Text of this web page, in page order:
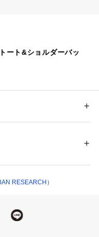
ート&ショルダーバッ
ンに比べて耐摩耗性、強
化を楽しめます。
バッグやシンプルトート
タグをご覧ください
RESEARCH）